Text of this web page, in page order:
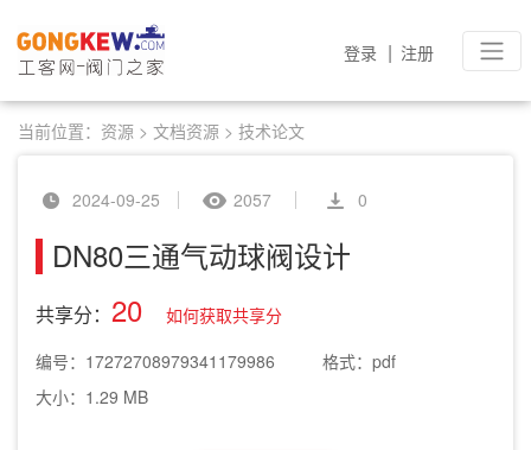
登录 | 注册
当前位置： 资源 > 文档资源 > 技术论文
2024-09-25 2057 0
DN80三通气动球阀设计
共享分： 20
如何获取共享分
编号：17272708979341179986
格式：pdf
大小：1.29 MB